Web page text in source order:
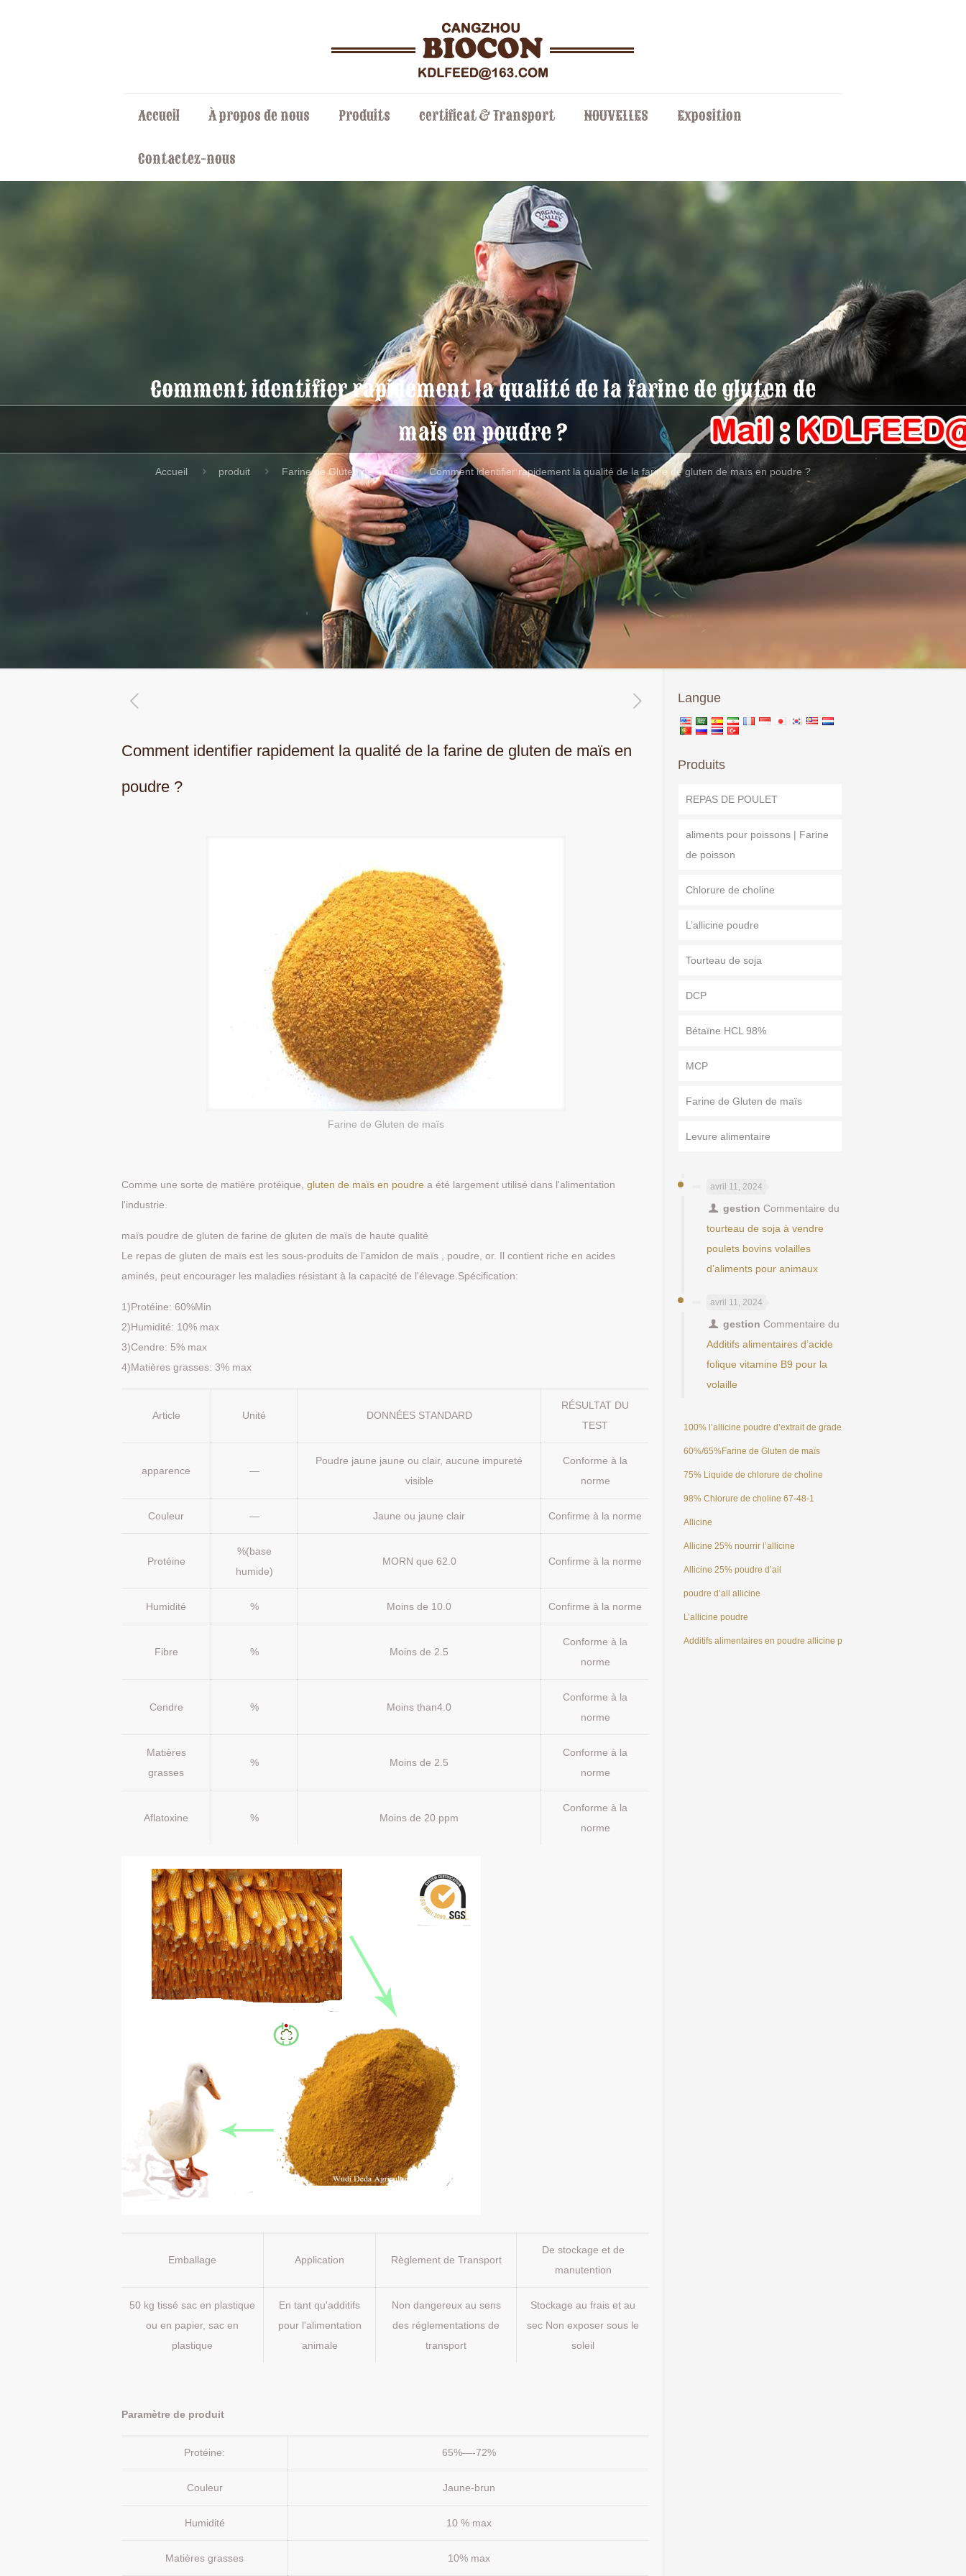
Accueil À propos de nous Produits certificat & Transport NOUVELLES Exposition
Contactez-nous
Comment identifier rapidement la qualité de la farine de gluten de
maïs en poudre ?
Accueil produit Farine de Gluten de maïs Comment identifier rapidement la qualité de la farine de gluten de maïs en poudre ?
Comment identifier rapidement la qualité de la farine de gluten de maïs en
poudre ?
Farine de Gluten de maïs
Comme une sorte de matière protéique,gluten de maïs en poudre a été largement utilisé dans l'alimentation
l'industrie.
maïs poudre de gluten de farine de gluten de maïs de haute qualité
Le repas de gluten de maïs est les sous-produits de l'amidon de maïs , poudre, or. Il contient riche en acides
aminés, peut encourager les maladies résistant à la capacité de l'élevage.Spécification:
1)Protéine: 60%Min
2)Humidité: 10% max
3)Cendre: 5% max
4)Matières grasses: 3% max
Article Unité DONNÉES STANDARD
RÉSULTAT DU
TEST
apparence —
Poudre jaune jaune ou clair, aucune impureté
visible
Conforme à la
norme
Couleur — Jaune ou jaune clair Confirme à la norme
Protéine
%(base
humide)
MORN que 62.0 Confirme à la norme
Humidité % Moins de 10.0 Confirme à la norme
Fibre % Moins de 2.5
Conforme à la
norme
Cendre % Moins than4.0
Conforme à la
norme
Matières
grasses
% Moins de 2.5
Conforme à la
norme
Aflatoxine % Moins de 20 ppm
Conforme à la
norme
Emballage Application Règlement de Transport
De stockage et de
manutention
50 kg tissé sac en plastique
ou en papier, sac en
plastique
En tant qu'additifs
pour l'alimentation
animale
Non dangereux au sens
des réglementations de
transport
Stockage au frais et au
sec Non exposer sous le
soleil
Paramètre de produit
Protéine: 65%—-72%
Couleur Jaune-brun
Humidité 10 % max
Matières grasses 10% max
Langue
Produits
REPAS DE POULET
aliments pour poissons | Farine
de poisson
Chlorure de choline
L’allicine poudre
Tourteau de soja
DCP
Bétaïne HCL 98%
MCP
Farine de Gluten de maïs
Levure alimentaire
avril 11, 2024
gestion Commentaire du
tourteau de soja à vendre
poulets bovins volailles
d’aliments pour animaux
avril 11, 2024
gestion Commentaire du
Additifs alimentaires d’acide
folique vitamine B9 pour la
volaille
100% l’allicine poudre d’extrait de grade alimentaire naturel ail 25%
60%/65%Farine de Gluten de maïs
75% Liquide de chlorure de choline
98% Chlorure de choline 67-48-1
Allicine
Allicine 25% nourrir l’allicine
Allicine 25% poudre d’ail
poudre d’ail allicine
L’allicine poudre
Additifs alimentaires en poudre allicine pour volaille/poisson/poulet